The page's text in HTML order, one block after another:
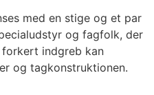
med en stige og et par
og fagfolk, der
indgreb kan
og tagkonstruktionen.